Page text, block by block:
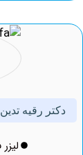
رقیه تدین
لیزر فول بادی